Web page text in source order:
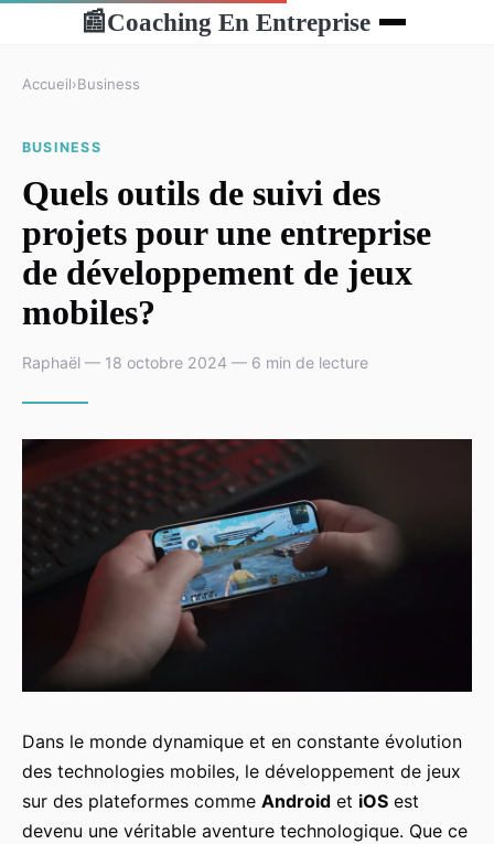
📰Coaching En Entreprise
Accueil›Business
BUSINESS
Quels outils de suivi des
projets pour une entreprise
de développement de jeux
mobiles?
Raphaël — 18 octobre 2024 — 6 min de lecture
Dans le monde dynamique et en constante évolution
des technologies mobiles, le développement de jeux
sur des plateformes comme Android et iOS est
devenu une véritable aventure technologique. Que ce